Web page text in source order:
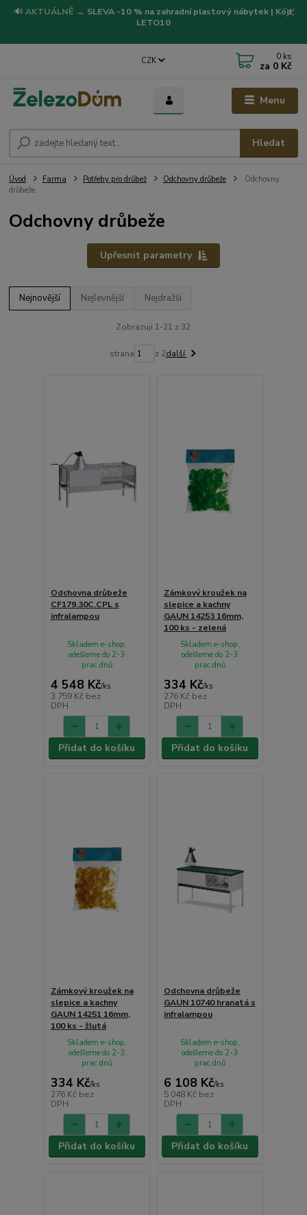
🔊 AKTUÁLNĚ → SLEVA -10 % na zahradní plastový nábytek | Kód:
LETO10
Menu
CZK
Hledat
0 ks
za 0 Kč
Úvod Farma Potřeby pro drůbež Odchovny drůbeže
Odchovny
drůbeže
Odchovny drůbeže
Upřesnit parametry
Nejnovější Nejlevnější Nejdražší
Zobrazuji 1-21 z 32
strana z 2další
Odchovna drůbeže
CF179.30C.CPL s
infralampou
4 548 Kč/ks
3 759 Kč bez
DPH
Skladem e-shop,
odešleme do 2-3
prac.dnů
Přidat do košíku
Zámkový kroužek na
slepice a kachny
GAUN 14253 16mm,
100 ks - zelená
334 Kč/ks
276 Kč bez
DPH
Skladem e-shop,
odešleme do 2-3
prac.dnů
Přidat do košíku
Zámkový kroužek na
slepice a kachny
GAUN 14251 16mm,
100 ks - žlutá
334 Kč/ks
276 Kč bez
DPH
Skladem e-shop,
odešleme do 2-3
prac.dnů
Přidat do košíku
Odchovna drůbeže
GAUN 10740 hranatá s
infralampou
6 108 Kč/ks
5 048 Kč bez
DPH
Skladem e-shop,
odešleme do 2-3
prac.dnů
Přidat do košíku